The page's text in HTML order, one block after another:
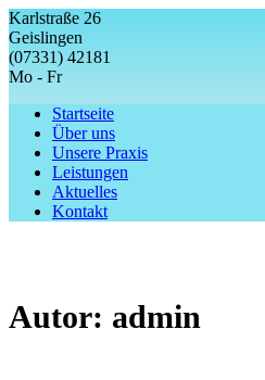
Karlstraße 26
Geislingen
(07331) 42181
Mo - Fr
Startseite
Über uns
Unsere Praxis
Leistungen
Aktuelles
Kontakt
Autor: admin